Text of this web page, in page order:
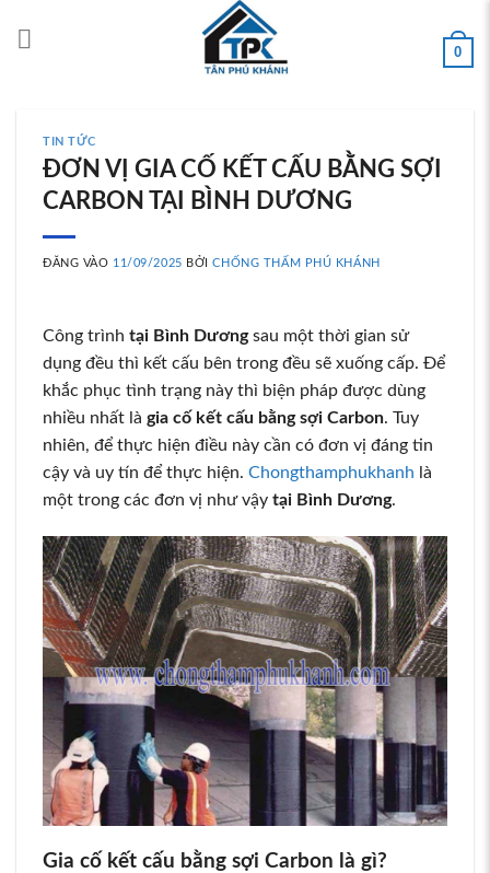
0
TIN TỨC
ĐƠN VỊ GIA CỐ KẾT CẤU BẰNG SỢI
CARBON TẠI BÌNH DƯƠNG
ĐĂNG VÀO 11/09/2025 BỞICHỐNG THẤM PHÚ KHÁNH
Công trình tại Bình Dươngsau một thời gian sử
dụng đều thì kết cấu bên trong đều sẽ xuống cấp. Để
khắc phục tình trạng này thì biện pháp được dùng
nhiều nhất là gia cố kết cấu bằng sợi Carbon. Tuy
nhiên, để thực hiện điều này cần có đơn vị đáng tin
cậy và uy tín để thực hiện. Chongthamphukhanh là
một trong các đơn vị như vậy tại Bình Dương.
Gia cố kết cấu bằng sợi Carbon là gì?